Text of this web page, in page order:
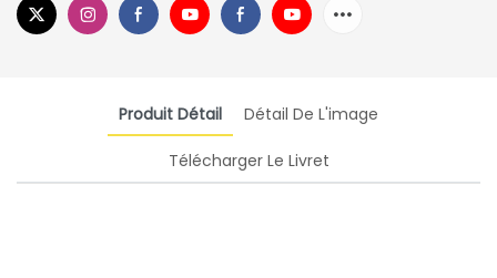
Produit Détail Détail De L'image
Télécharger Le Livret